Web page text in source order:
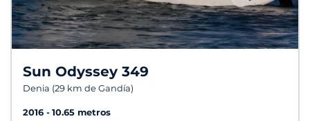
Sun Odyssey 349
Denia (29 km de Gandía)
2016
10.65 metros